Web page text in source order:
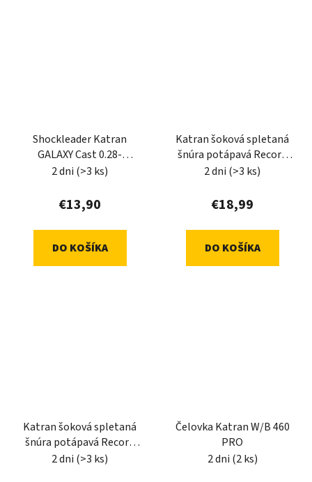
Shockleader Katran
GALAXY Cast 0.28-
0.47mm 5x12m (clear)
2 dni (>3 ks)
€13,90
DO KOŠÍKA
Katran šoková spletaná
šnúra potápavá Record
60lb 80m (tmavo zelená)
2 dni (>3 ks)
€18,99
DO KOŠÍKA
Katran šoková spletaná
šnúra potápavá Record
45lb 80m (tmavo zelená)
2 dni (>3 ks)
Čelovka Katran W/B 460
PRO
2 dni (2 ks)